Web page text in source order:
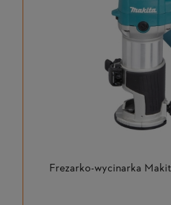
Frezarko-wycinarka